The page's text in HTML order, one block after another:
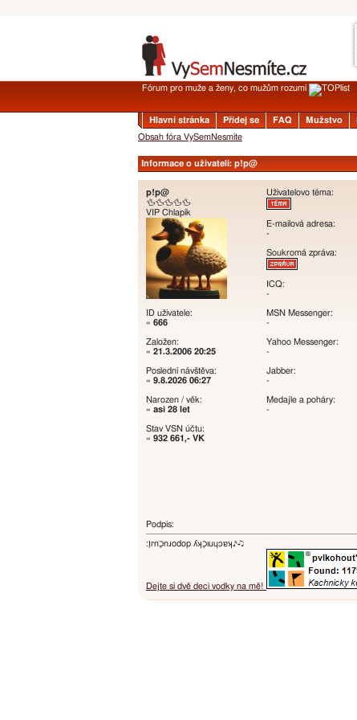
Fórum pro muže a ženy, co mužům rozumí
Hlavní stránka Přidej se FAQ Mužstvo
Obsah fóra VySemNesmíte
Informace o uživateli: p!p@
p!p@
🦆🦆🦆🦆🦆
VIP Chlapík
ID uživatele:
» 666
Založen:
» 21.3.2006 20:25
Poslední návštěva:
» 9.8.2026 06:27
Narozen / věk:
» asi 28 let
Stav VSN účtu:
» 932 661,- VK
Uživatelovo téma:
E-mailová adresa:
-
Soukromá zpráva:
ICQ:
-
MSN Messenger:
-
Yahoo Messenger:
-
Jabber:
-
Medajle a poháry:
-
Podpis:
:ו֥ɾnכַnɹodop ʎʞכַıuɥɔɐʞ♪♫
Dejte si dvě deci vodky na mě!